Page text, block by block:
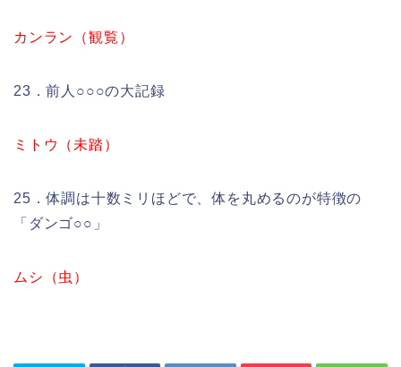
カンラン（観覧）
23．前人○○○の大記録
ミトウ（未踏）
25．体調は十数ミリほどで、体を丸めるのが特徴の
「ダンゴ○○」
ムシ（虫）